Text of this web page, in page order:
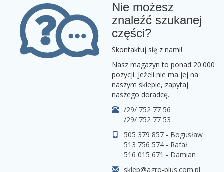
Nie możesz
znaleźć szukanej
części?
Skontaktuj się z nami!
Nasz magazyn to ponad 20.000
pozycji. Jeżeli nie ma jej na
naszym sklepie, zapytaj
naszego doradcę.
/29/ 752 77 56
/29/ 752 77 53
505 379 857 - Bogusław
513 756 574 - Rafał
516 015 671 - Damian
sklep@agro-plus.com.pl